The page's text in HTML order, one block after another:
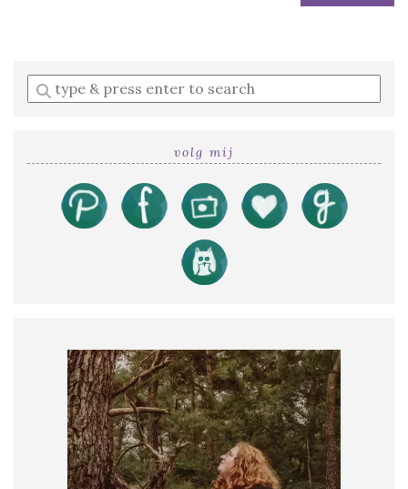
Enter
a
volg mij